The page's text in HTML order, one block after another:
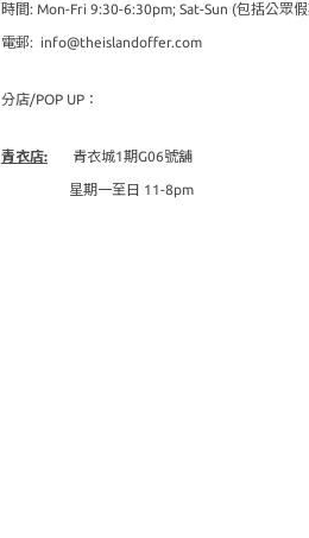
時間: Mon-Fri 9:30-6:30pm; Sat-Sun (包括公眾
電郵: info@theislandoffer.com
分店/POP UP：
青衣店: 青衣城1期G06號舖
星期一至日 11-8pm